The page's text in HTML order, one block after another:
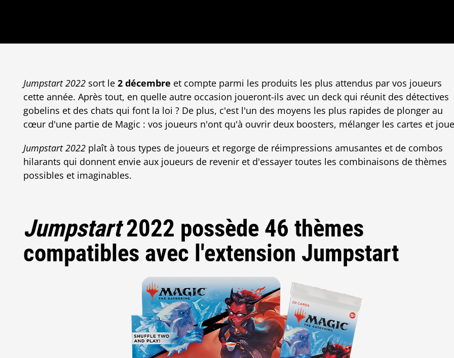
Jumpstart 2022sort le 2 décembre et compte parmi les produits les plus attendus par vos joueurs
cette année. Après tout, en quelle autre occasion joueront-ils avec un deck qui réunit des détectives
gobelins et des chats qui font la loi ? De plus, c'est l'un des moyens les plus rapides de plonger au
cœur d'une partie de Magic : vos joueurs n'ont qu'à ouvrir deux boosters, mélanger les cartes et
Jumpstart 2022plaît à tous types de joueurs et regorge de réimpressions amusantes et de combos
hilarants qui donnent envie aux joueurs de revenir et d'essayer toutes les combinaisons de thèmes
possibles et imaginables.
Jumpstart2022 possède 46 thèmes
compatibles avec l'extension Jumpstart